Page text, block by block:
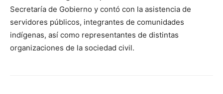
Secretaría de Gobierno y contó con la asistencia de
servidores públicos, integrantes de comunidades
indígenas, así como representantes de distintas
organizaciones de la sociedad civil.